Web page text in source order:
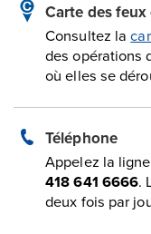
Carte des
Consultez la
des opérations
où elles se
Téléphone
Appelez la
418 641 6666.
deux fois par